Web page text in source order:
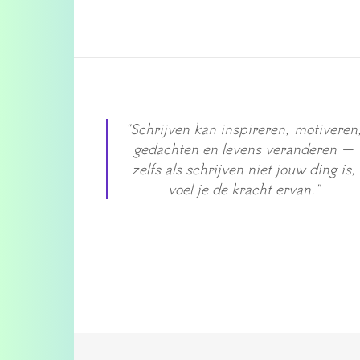
"Schrijven kan inspireren, motiveren,
gedachten en levens veranderen —
zelfs als schrijven niet jouw ding is,
voel je de kracht ervan."